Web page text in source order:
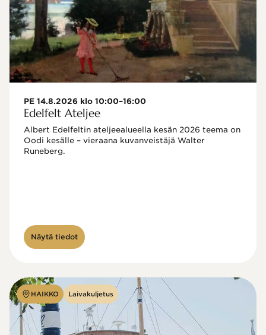
PE 14.8.2026 klo 10:00–16:00
Edelfelt Ateljee
Albert Edelfeltin ateljeealueella kesän 2026 teema on
Oodi kesälle – vieraana kuvanveistäjä Walter
Näytä tiedot
HAIKKO Laivakuljetus